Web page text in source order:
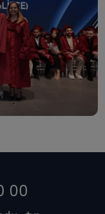
00